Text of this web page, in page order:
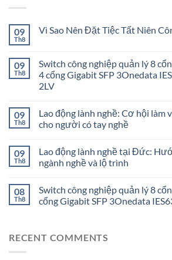
09
Th8
Vì Sao Nên Đặt Tiệc Tất Niên
09
Th8
Switch công nghiệp quản lý 8
4 cổng Gigabit SFP 3Onedata
2LV
09
Th8
Lao động lành nghề: Cơ hội
cho người có tay nghề
09
Th8
Lao động lành nghề tại Đức:
ngành nghề và lộ trình
08
Th8
Switch công nghiệp quản lý 8
cổng Gigabit SFP 3Onedata
RECENT COMMENTS